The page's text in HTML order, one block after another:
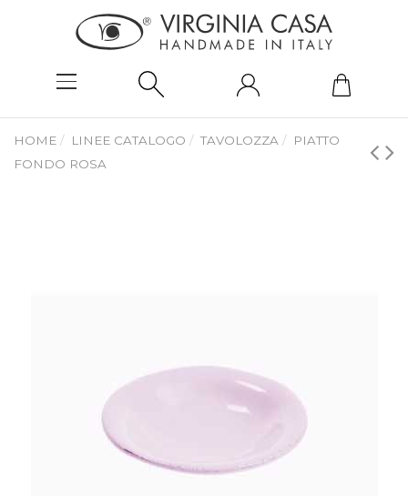
HOME LINEE CATALOGO TAVOLOZZA
PIATTO
FONDO ROSA